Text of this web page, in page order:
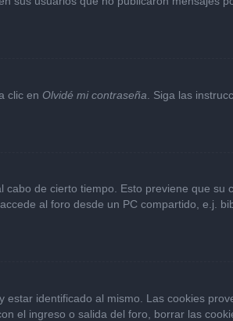
clic en Olvidé mi contraseña . Siga las
de cierto tiempo. Esto previene que su
al foro desde un PC compartido, e.j.
identificado al mismo. Las cookies
el ingreso o salida del foro, borrar las